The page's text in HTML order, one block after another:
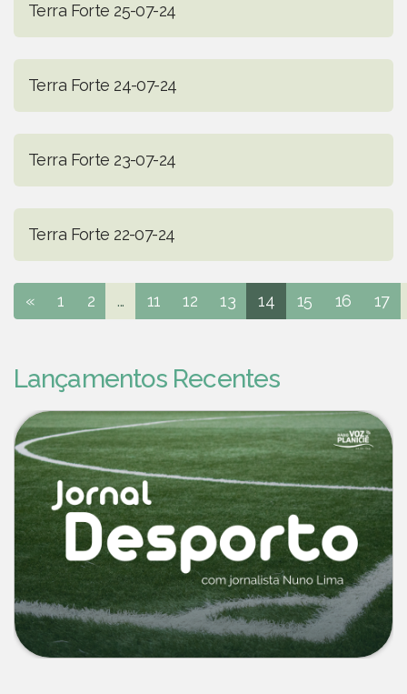
Terra Forte 25-07-24
Terra Forte 24-07-24
Terra Forte 23-07-24
Terra Forte 22-07-24
« 1 2 ... 11 12 13 14 15 16 17
Lançamentos Recentes